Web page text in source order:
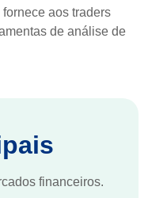
aos traders
de análise de
financeiros.